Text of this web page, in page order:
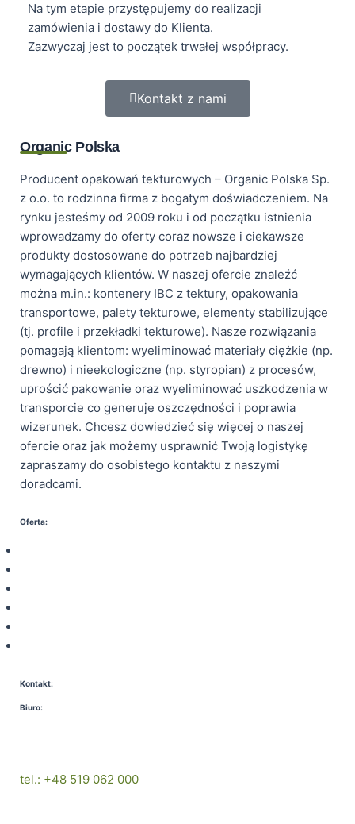
Na tym etapie przystępujemy do realizacji
zamówienia i dostawy do Klienta.
Zazwyczaj jest to początek trwałej współpracy.
Kontakt z nami
Organic Polska
Producent opakowań tekturowych – Organic Polska Sp.
z o.o. to rodzinna firma z bogatym doświadczeniem. Na
rynku jesteśmy od 2009 roku i od początku istnienia
wprowadzamy do oferty coraz nowsze i ciekawsze
produkty dostosowane do potrzeb najbardziej
wymagających klientów. W naszej ofercie znaleźć
można m.in.: kontenery IBC z tektury, opakowania
transportowe, palety tekturowe, elementy stabilizujące
(tj. profile i przekładki tekturowe). Nasze rozwiązania
pomagają klientom: wyeliminować materiały ciężkie (np.
drewno) i nieekologiczne (np. styropian) z procesów,
uprościć pakowanie oraz wyeliminować uszkodzenia w
transporcie co generuje oszczędności i poprawia
wizerunek. Chcesz dowiedzieć się więcej o naszej
ofercie oraz jak możemy usprawnić Twoją logistykę
zapraszamy do osobistego kontaktu z naszymi
doradcami.
Oferta:
Kontakt:
Biuro:
tel.: +48 519 062 000